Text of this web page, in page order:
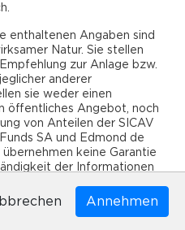
, Handels-, Lager- und
im Zusammenhang
dem elektronischen
ebenso Gebäude für die
sowie
Hotels, Para-Hotels
mit Bildung
Anlegern Folgendes zu
enthaltenen Angaben sind
Natur. Sie stellen
zur Anlage bzw.
anderer
sie weder einen
öffentliches Angebot, noch
von Anteilen der SICAV
SA und Edmond de
keine Garantie
der Informationen
Informationen ergeben